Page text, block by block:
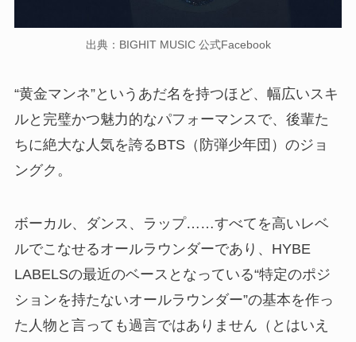
出典：BIGHIT MUSIC 公式Facebook
“黄金マンネ”というあだ名を持つほど、幅広いスキ
ルと完璧かつ魅力的なパフォーマンスで、後輩た
ちに絶大な人気を誇るBTS（防弾少年団）のジョ
ングク。
ボーカル、ダンス、ラップ……すべてを高いレベ
ルでこなせるオールラウンダーであり、HYBE
LABELSの最近のベースとなっている“特定のポジ
ションを持たないオールラウンダー”の基本を作っ
た人物と言っても過言ではありません（とはいえ